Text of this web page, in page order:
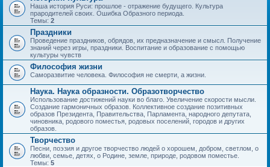
Наша история Руси: прошлое - отражение будущего. Культура
прародителей своих. Ошибка Образного периода.
Темы: 2
Праздники
Проведение праздников, обрядов, их предназначение и смысл. Получение
знаний через игры, праздники. Воспитание и образование с помощью
культуры чувств
Философия жизни
Саморазвитие человека. Философия не смерти, а жизни.
Наука. Наука образности. Образотворчество
Использование достижений науки во благо. Увеличение скорости мысли.
Создание гармоничных образов. Коллективное создание позитивных
образов Президента, Правительства, Парламента, народного депутата,
чиновника, родового поместья, родовых поселений, городов и других
образов.
Творчество
Песни, поэзия и другое творчество людей о хорошем, добром, светлом, о
любви, семье, детях, о Родине, земле, природе, родовом поместье.
Темы: 5